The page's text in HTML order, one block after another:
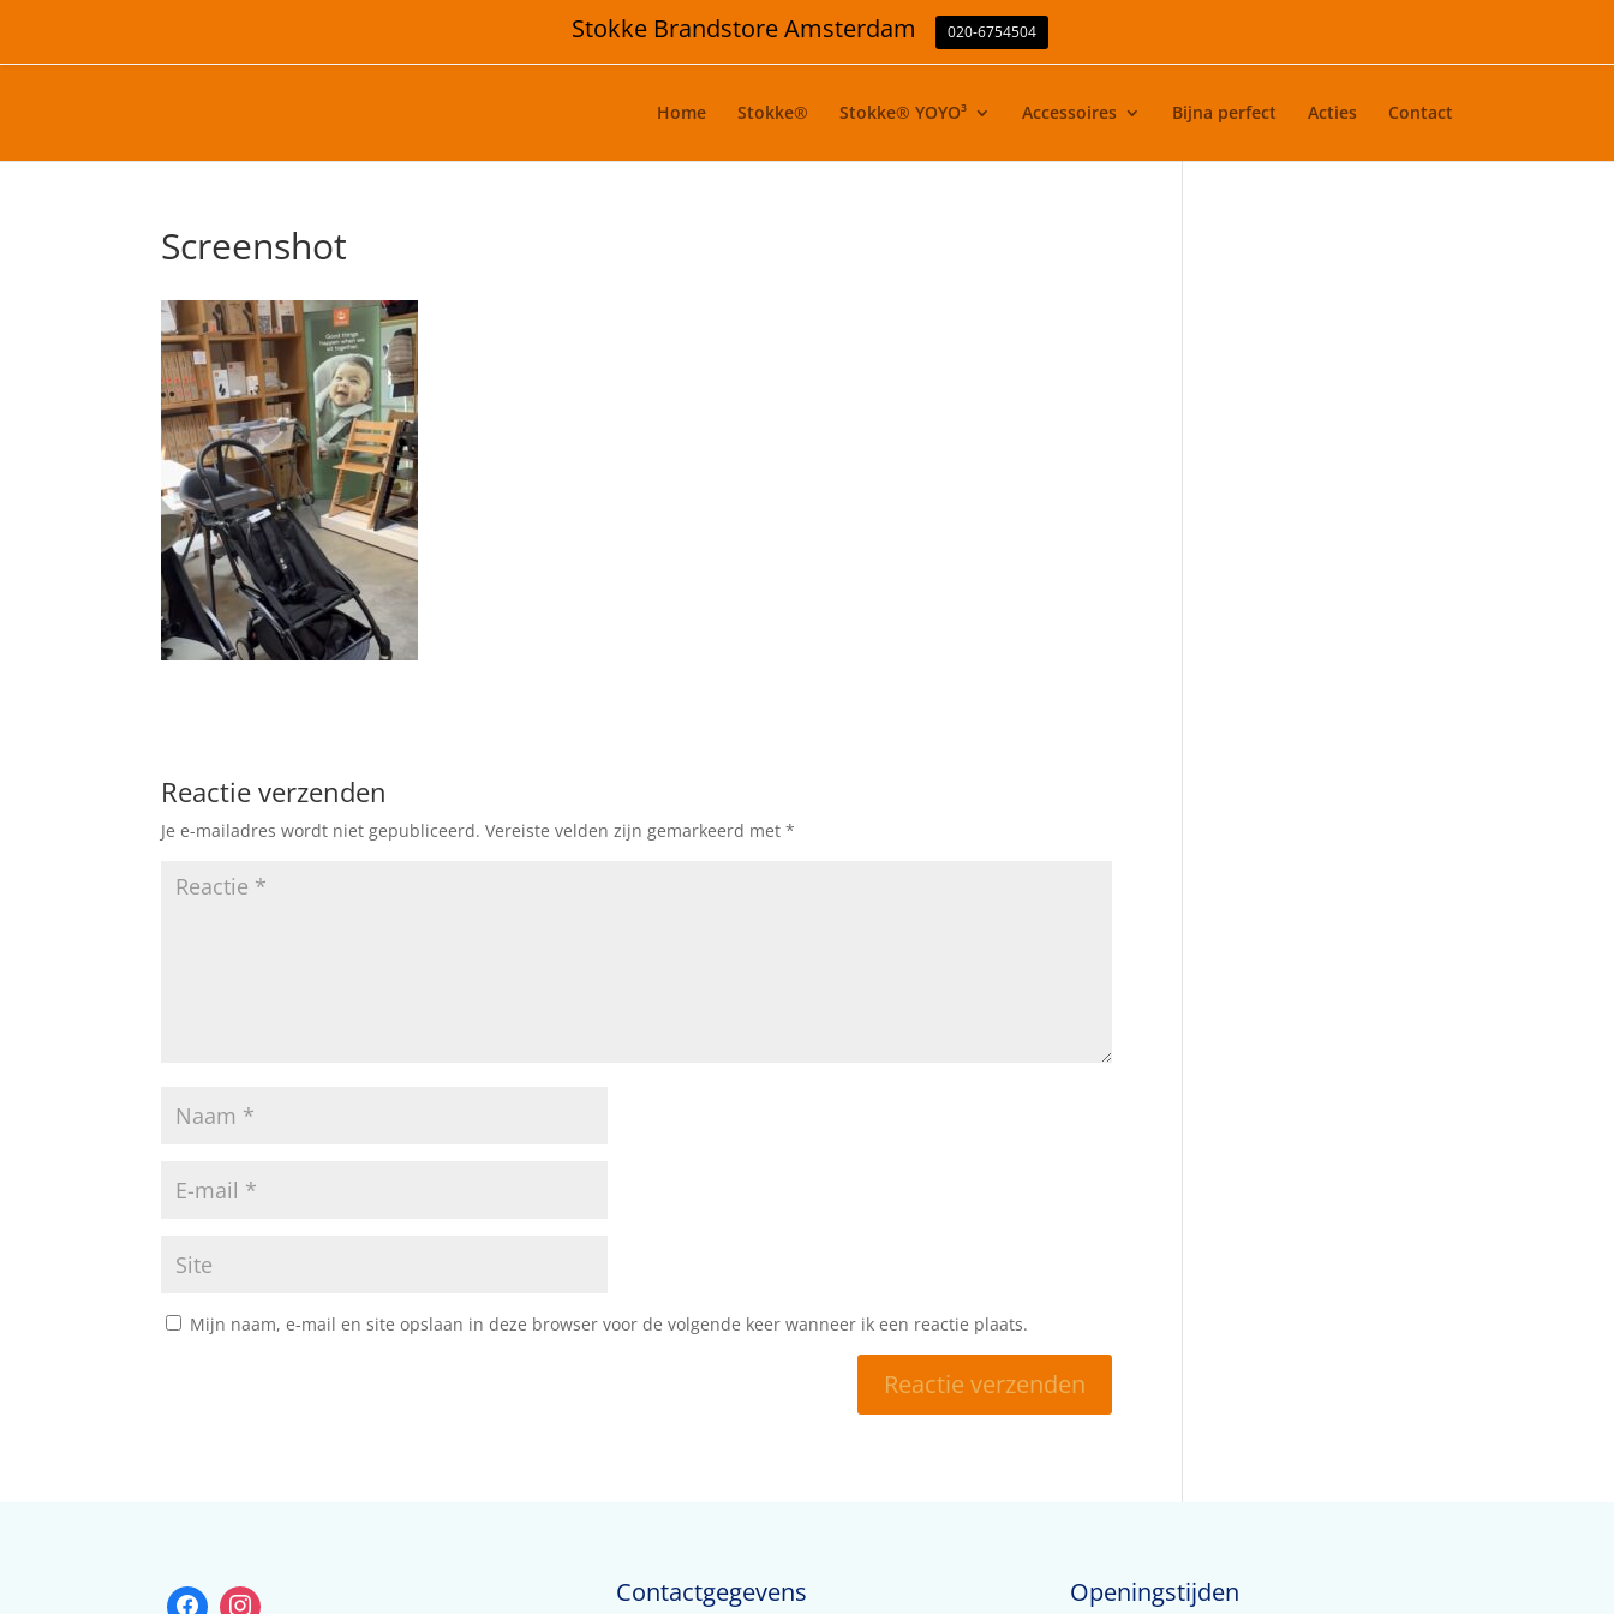
Home Stokke® Stokke® YOYO³ Accessoires Bijna perfect Acties Contact
Screenshot
Reactie verzenden
Je e-mailadres wordt niet gepubliceerd. Vereiste velden zijn gemarkeerd met*
Mijn naam, e-mail en site opslaan in deze browser voor de volgende keer wanneer ik een reactie plaats.
Contactgegevens Openingstijden
Stokke Brandstore Amsterdam 020-6754504